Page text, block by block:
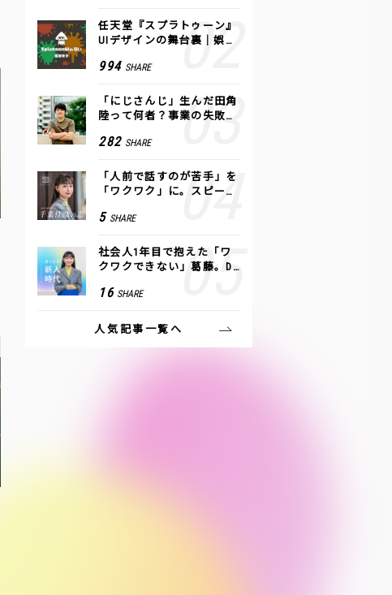
任天堂『スプラトゥーン』
UIデザインの舞台裏｜娯楽
994 SHARE
「にじさんじ」生んだ田角
陸って何者？事業の失敗
COLOR
282 SHARE
「人前で話すのが苦手」を
「ワクワク」に。スピーチ
方トレーニング」に込めた
5 SHARE
社会人1年目で抱えた「ワ
クワクできない」葛藤。De
つけた、私の生きる道
16 SHARE
人気記事一覧へ